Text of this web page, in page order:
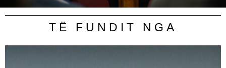
TË FUNDIT NGA